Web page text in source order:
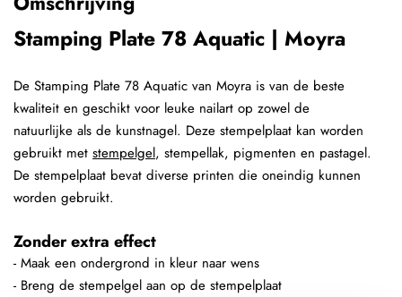
Stamping Plate 78 Aquatic | Moyra
De Stamping Plate 78 Aquatic van Moyra is van de beste
kwaliteit en geschikt voor leuke nailart op zowel de
natuurlijke als de kunstnagel. Deze stempelplaat kan worden
gebruikt met stempelgel, stempellak, pigmenten en pastagel.
De stempelplaat bevat diverse printen die oneindig kunnen
worden gebruikt.
Zonder extra effect
- Maak een ondergrond in kleur naar wens
- Breng de stempelgel aan op de stempelplaat